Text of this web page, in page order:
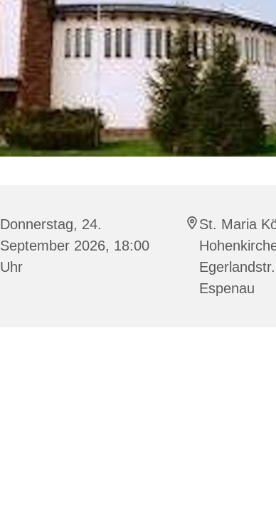
Donnerstag, 24.
September 2026, 18:00
Uhr
St. Maria
Espenau